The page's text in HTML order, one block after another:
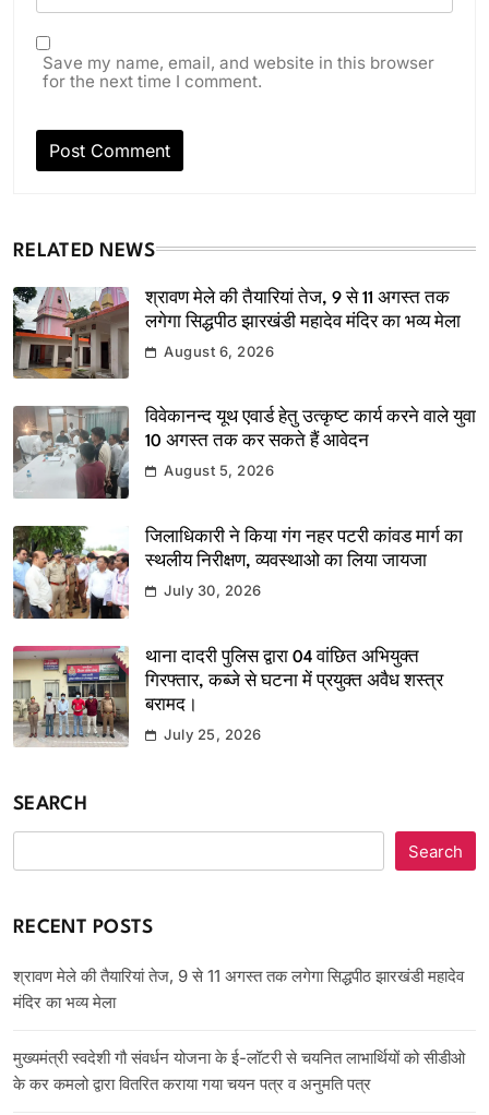
Save my name, email, and website in this browser
for the next time I comment.
RELATED NEWS
श्रावण मेले की तैयारियां तेज, 9 से 11 अगस्त तक
लगेगा सिद्धपीठ झारखंडी महादेव मंदिर का भव्य मेला
August 6, 2026
विवेकानन्द यूथ एवार्ड हेतु उत्कृष्ट कार्य करने वाले युवा
10 अगस्त तक कर सकते हैं आवेदन
August 5, 2026
जिलाधिकारी ने किया गंग नहर पटरी कांवड मार्ग का
स्थलीय निरीक्षण, व्यवस्थाओ का लिया जायजा
July 30, 2026
थाना दादरी पुलिस द्वारा 04 वांछित अभियुक्त
गिरफ्तार, कब्जे से घटना में प्रयुक्त अवैध शस्त्र
बरामद।
July 25, 2026
SEARCH
Search
RECENT POSTS
श्रावण मेले की तैयारियां तेज, 9 से 11 अगस्त तक लगेगा सिद्धपीठ झारखंडी महादेव
मंदिर का भव्य मेला
मुख्यमंत्री स्वदेशी गौ संवर्धन योजना के ई-लॉटरी से चयनित लाभार्थियों को सीडीओ
के कर कमलो द्वारा वितरित कराया गया चयन पत्र व अनुमति पत्र